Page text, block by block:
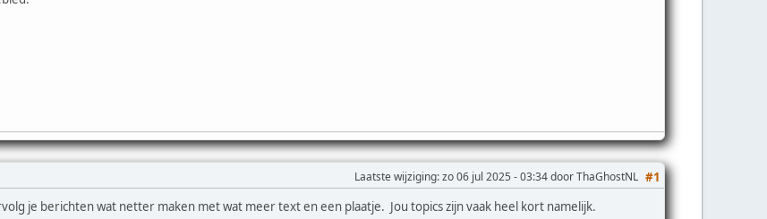
#1
Laatste wijziging: zo 06 jul 2025 - 03:34 door ThaGhostNL
je berichten wat netter maken met wat meer text en een plaatje. Jou topics zijn vaak heel kort namelijk.